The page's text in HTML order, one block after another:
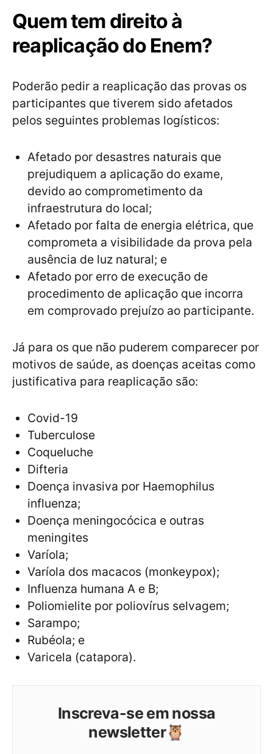
Quem tem direito à
reaplicação do Enem?
Poderão pedir a reaplicação das provas os
participantes que tiverem sido afetados
pelos seguintes problemas logísticos:
Afetado por desastres naturais que
prejudiquem a aplicação do exame,
devido ao comprometimento da
infraestrutura do local;
Afetado por falta de energia elétrica, que
comprometa a visibilidade da prova pela
ausência de luz natural; e
Afetado por erro de execução de
procedimento de aplicação que incorra
em comprovado prejuízo ao participante.
Já para os que não puderem comparecer por
motivos de saúde, as doenças aceitas como
justificativa para reaplicação são:
Covid-19
Tuberculose
Coqueluche
Difteria
Doença invasiva por Haemophilus
influenza;
Doença meningocócica e outras
meningites
Varíola;
Varíola dos macacos (monkeypox);
Influenza humana A e B;
Poliomielite por poliovírus selvagem;
Sarampo;
Rubéola; e
Varicela (catapora).
Inscreva-se em nossa
newsletter🦉